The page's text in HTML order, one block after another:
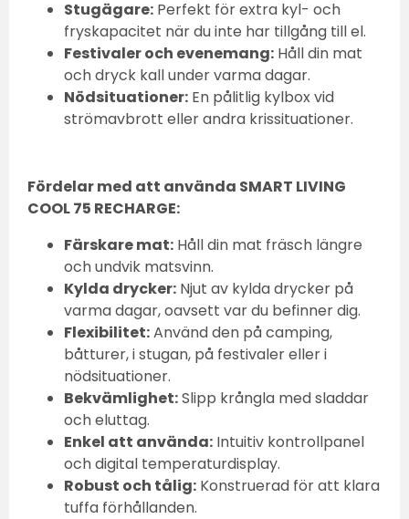
Stugägare: Perfekt för extra kyl- och
fryskapacitet när du inte har tillgång till el.
Festivaler och evenemang: Håll din mat
och dryck kall under varma dagar.
Nödsituationer: En pålitlig kylbox vid
strömavbrott eller andra krissituationer.
Fördelar med att använda SMART LIVING
COOL 75 RECHARGE:
Färskare mat: Håll din mat fräsch längre
och undvik matsvinn.
Kylda drycker: Njut av kylda drycker på
varma dagar, oavsett var du befinner dig.
Flexibilitet:Använd den på camping,
båtturer, i stugan, på festivaler eller i
nödsituationer.
Bekvämlighet:Slipp krångla med sladdar
och eluttag.
Enkel att använda: Intuitiv kontrollpanel
och digital temperaturdisplay.
Robust och tålig: Konstruerad för att klara
tuffa förhållanden.